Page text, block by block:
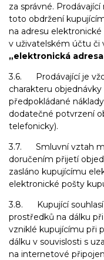
za správné.
toto obdržení
na adresu
v uživatelském účtu či
„elektronická
3.6. Prodávající je
charakteru
předpokládané
dodatečné potvrzení
telefonicky).
3.7. Smluvní vztah
doručením přijetí
zasláno kupujícímu
elektronické pošty
3.8. Kupující souhlasí
prostředků na dálku
vzniklé kupujícímu při
dálku v souvislosti s
na internetové